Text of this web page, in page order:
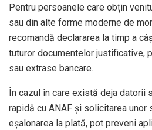
Pentru persoanele care obțin
sau din alte forme moderne de
recomandă declararea la timp a
tuturor documentelor justificative,
sau extrase bancare.
În cazul în care există deja datorii
rapidă cu ANAF și solicitarea unor
eșalonarea la plată, pot preveni